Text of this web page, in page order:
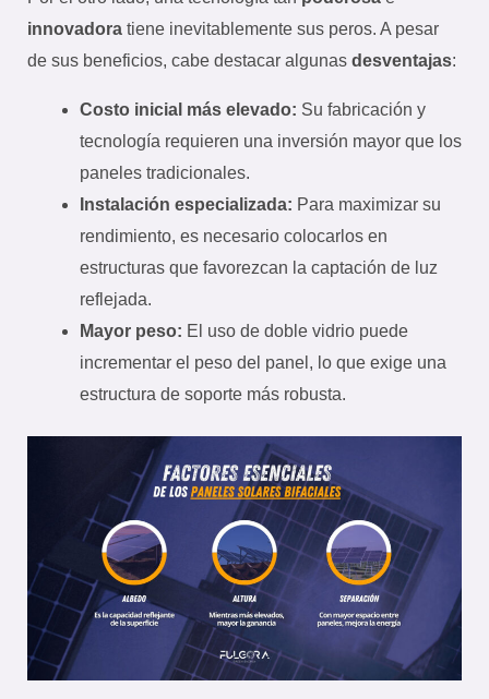
innovadora tiene inevitablemente sus peros. A pesar
de sus beneficios, cabe destacar algunas desventajas:
Costo inicial más elevado: Su fabricación y
tecnología requieren una inversión mayor que los
paneles tradicionales.
Instalación especializada: Para maximizar su
rendimiento, es necesario colocarlos en
estructuras que favorezcan la captación de luz
reflejada.
Mayor peso: El uso de doble vidrio puede
incrementar el peso del panel, lo que exige una
estructura de soporte más robusta.